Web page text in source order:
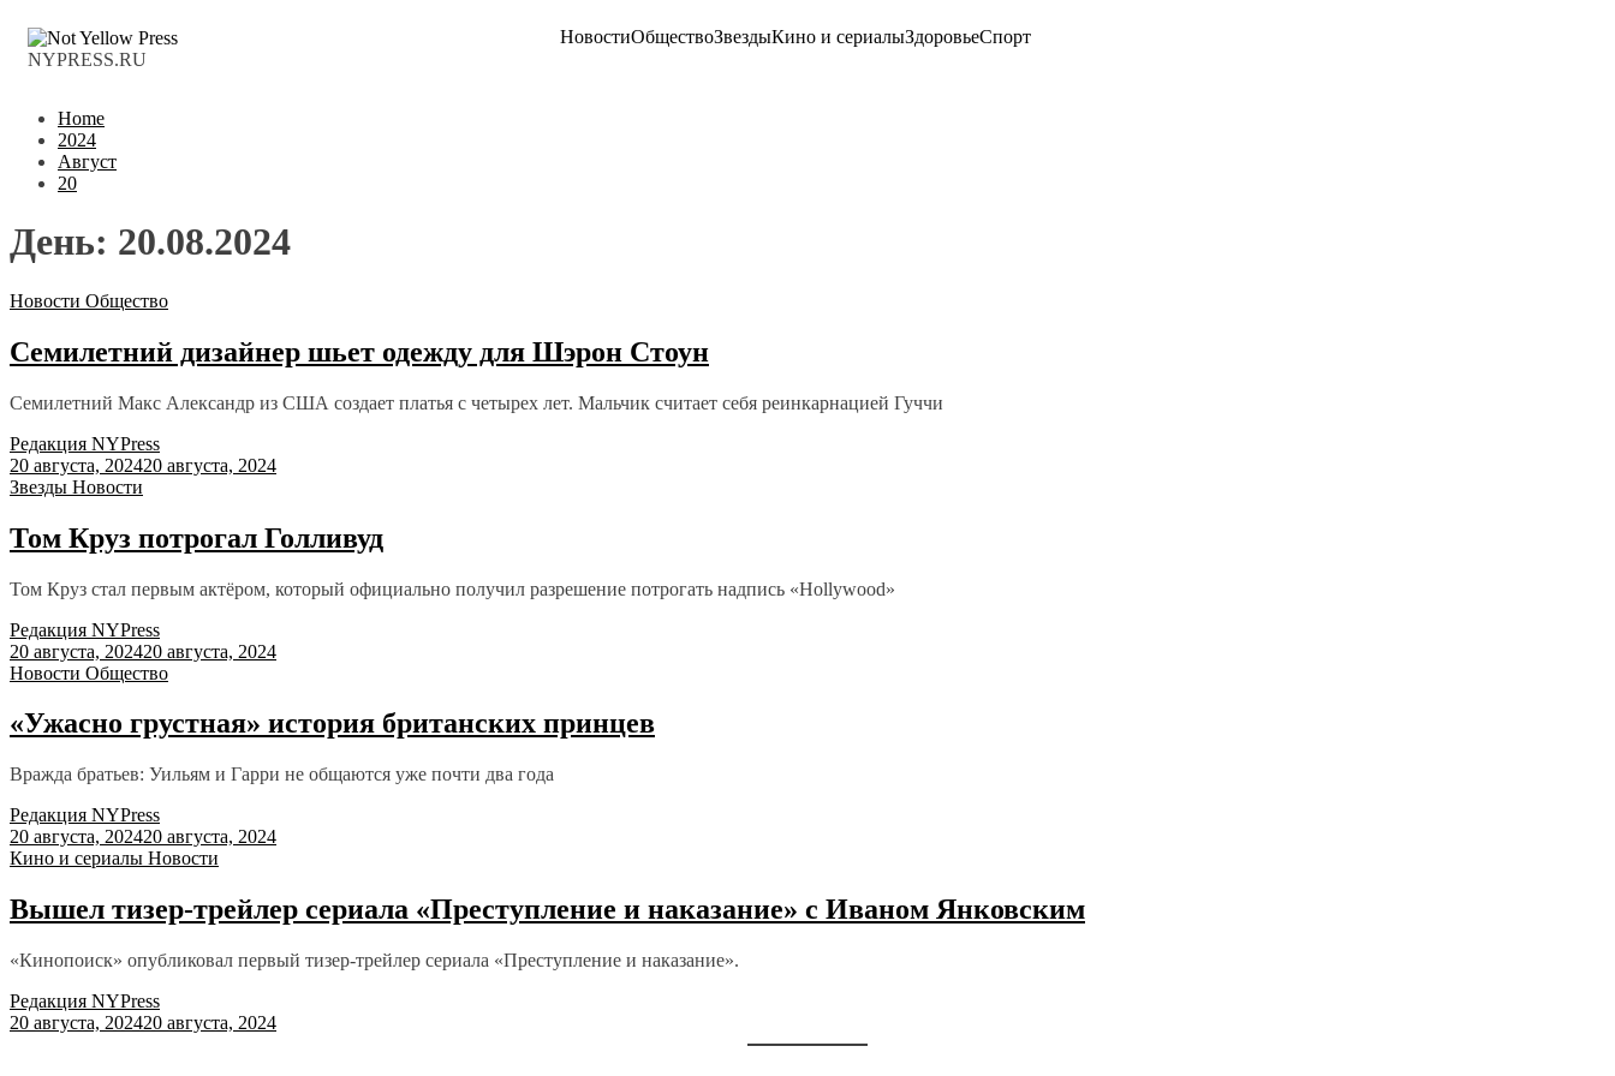
NYPRESS.RU
НовостиОбществоЗвездыКино и сериалыЗдоровьеСпорт
Home
2024
Август
20
День: 20.08.2024
Новости Общество
Семилетний дизайнер шьет одежду для Шэрон Стоун
Семилетний Макс Александр из США создает платья с четырех лет. Мальчик считает себя реинкарнацией Гуччи
Редакция NYPress
20 августа, 202420 августа, 2024
Звезды Новости
Том Круз потрогал Голливуд
Том Круз стал первым актёром, который официально получил разрешение потрогать надпись «Hollywood»
Редакция NYPress
20 августа, 202420 августа, 2024
Новости Общество
«Ужасно грустная» история британских принцев
Вражда братьев: Уильям и Гарри не общаются уже почти два года
Редакция NYPress
20 августа, 202420 августа, 2024
Кино и сериалы Новости
Вышел тизер-трейлер сериала «Преступление и наказание» с Иваном Янковским
«Кинопоиск» опубликовал первый тизер-трейлер сериала «Преступление и наказание».
Редакция NYPress
20 августа, 202420 августа, 2024